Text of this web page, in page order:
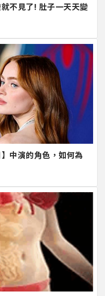
不見了! 肚子一天天變
中演的角色，如何為